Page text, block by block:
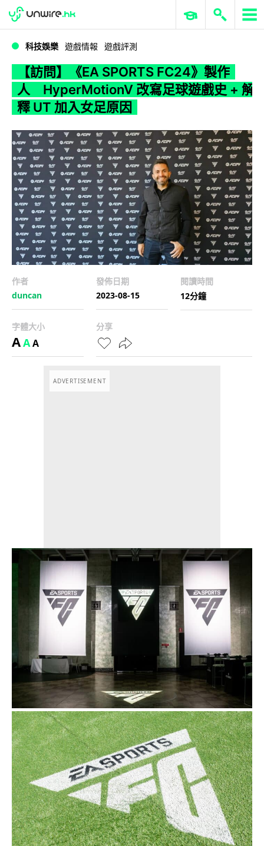
WWDC 2026 ERP 與商業 AI
科技娛樂 遊戲情報 遊戲評測
【訪問】《EA SPORTS FC24》製作
人 HyperMotionV 改寫足球遊戲史 + 解
釋 UT 加入女足原因
作者
duncan
發佈日期
2023-08-15
閱讀時間
12分鐘
字體大小
AAA
分享
ADVERTISEMENT